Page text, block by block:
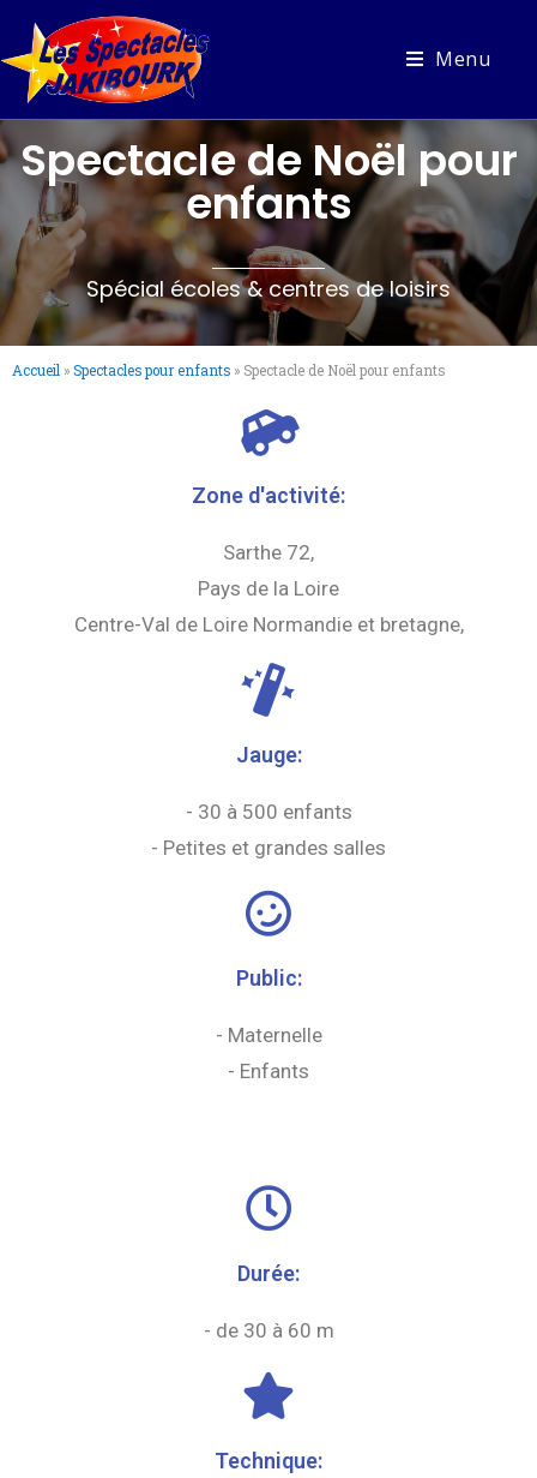
Menu
Spectacle de Noël pour
enfants
Spécial écoles & centres de loisirs
Accueil » Spectacles pour enfants » Spectacle de Noël pour enfants
Zone d'activité:
Sarthe 72,
Pays de la Loire
Centre-Val de Loire Normandie et bretagne,
Jauge:
- 30 à 500 enfants
- Petites et grandes salles
Public:
- Maternelle
- Enfants
Durée:
- de 30 à 60 m
Technique: